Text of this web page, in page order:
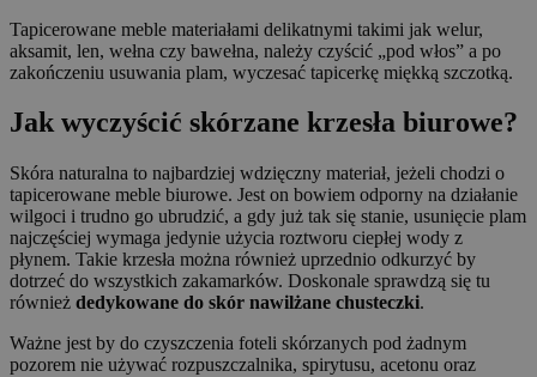
Tapicerowane meble materiałami delikatnymi takimi jak welur,
aksamit, len, wełna czy bawełna, należy czyścić „pod włos” a po
zakończeniu usuwania plam, wyczesać tapicerkę miękką szczotką.
Jak wyczyścić skórzane krzesła biurowe?
Skóra naturalna to najbardziej wdzięczny materiał, jeżeli chodzi o
tapicerowane meble biurowe. Jest on bowiem odporny na działanie
wilgoci i trudno go ubrudzić, a gdy już tak się stanie, usunięcie plam
najczęściej wymaga jedynie użycia roztworu ciepłej wody z
płynem. Takie krzesła można również uprzednio odkurzyć by
dotrzeć do wszystkich zakamarków. Doskonale sprawdzą się tu
również dedykowane do skór nawilżane chusteczki.
Ważne jest by do czyszczenia foteli skórzanych pod żadnym
pozorem nie używać rozpuszczalnika, spirytusu, acetonu oraz